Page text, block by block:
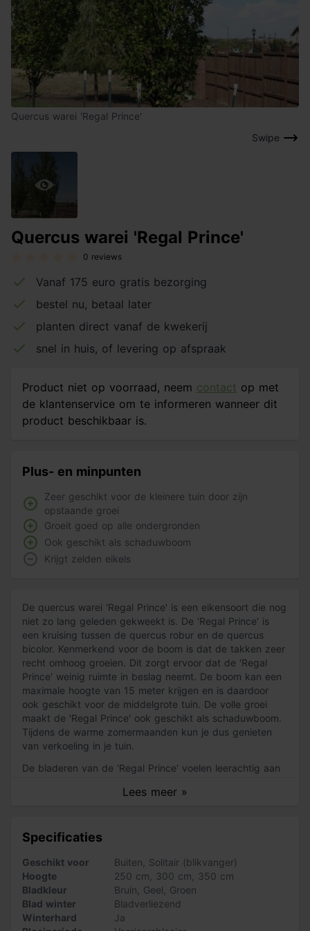
Swipe
Quercus warei 'Regal Prince'
Quercus warei 'Regal Prince'
0 reviews
Vanaf 175 euro gratis bezorging
bestel nu, betaal later
planten direct vanaf de kwekerij
snel in huis, of levering op afspraak
Product niet op voorraad, neem contact op met
de klantenservice om te informeren wanneer dit
product beschikbaar is.
Plus- en minpunten
Zeer geschikt voor de kleinere tuin door zijn
opstaande groei
Groeit goed op alle ondergronden
Ook geschikt als schaduwboom
Krijgt zelden eikels
De quercus warei 'Regal Prince' is een eikensoort die nog
niet zo lang geleden gekweekt is. De 'Regal Prince' is
een kruising tussen de quercus robur en de quercus
bicolor. Kenmerkend voor de boom is dat de takken zeer
recht omhoog groeien. Dit zorgt ervoor dat de 'Regal
Prince' weinig ruimte in beslag neemt. De boom kan een
maximale hoogte van 15 meter krijgen en is daardoor
ook geschikt voor de middelgrote tuin. De volle groei
maakt de 'Regal Prince' ook geschikt als schaduwboom.
Tijdens de warme zomermaanden kun je dus genieten
van verkoeling in je tuin.
Lees meer »
De bladeren van de 'Regal Prince' voelen leerachtig aan
onderkant een doffe en lichtere groene kleur. In april
geelbruin. Dit zorgt voor een prachtig herfsttafereel. De
goed winterhard en overleeft de Hollandse winters met
gemak.
Zo verzorg je de 'Regal Prince'
De 'Regal Prince' is goed windbestendig en gemakkelijk
Specificaties
Geschikt voor Buiten
Solitair (blikvanger)
Hoogte
250 cm 300 cm
350 cm
Bladkleur
Bruin Geel
Groen
Blad winter
Bladverliezend
Winterhard
Ja